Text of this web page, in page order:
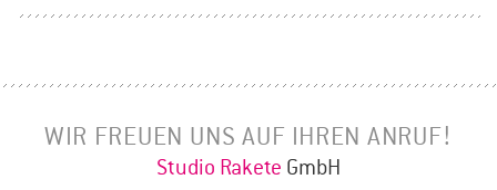
WIR FREUEN UNS AUF IHREN ANRUF!
Studio Rakete GmbH